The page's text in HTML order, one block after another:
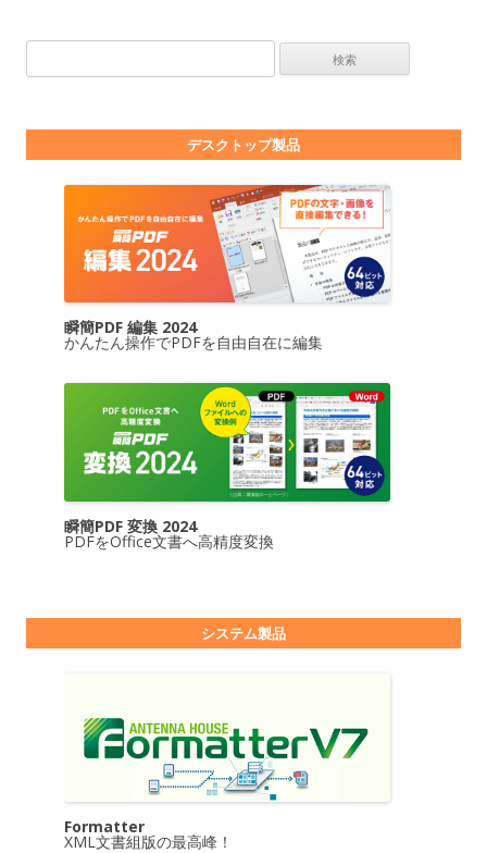
デスクトップ製品
瞬簡PDF 編集 2024
かんたん操作でPDFを自由自在に編集
瞬簡PDF 変換 2024
PDFをOffice文書へ高精度変換
システム製品
Formatter
XML文書組版の最高峰！